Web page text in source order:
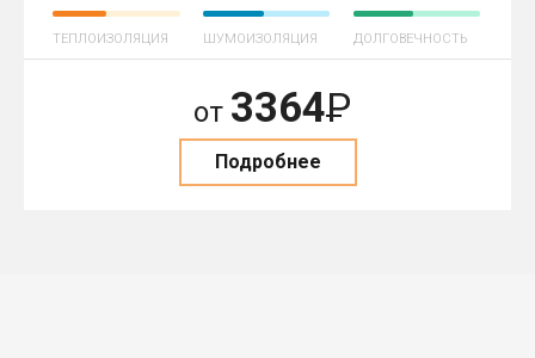
ТЕПЛОИЗОЛЯЦИЯ ШУМОИЗОЛЯЦИЯ ДОЛГОВЕЧНОСТЬ
от 3364Р
Подробнее